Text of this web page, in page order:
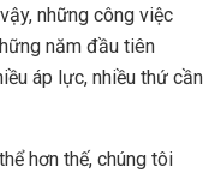
những công việc
năm đầu tiên
áp lực, nhiều thứ cần
hơn thế, chúng tôi